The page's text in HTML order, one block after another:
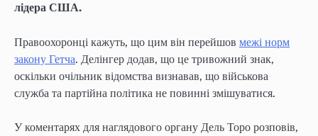
лідера США.
Правоохоронці кажуть, що цим він перейшов межі норм
закону Гетча. Делінгер додав, що це тривожний знак,
оскільки очільник відомства визнавав, що військова
служба та партійна політика не повинні змішуватися.
У коментарях для наглядового органу Дель Торо розповів,